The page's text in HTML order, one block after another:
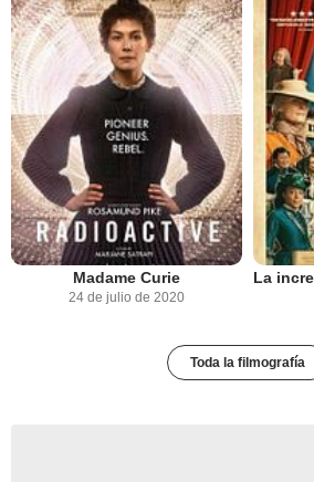
Madame Curie
24 de julio de 2020
Toda la filmografía